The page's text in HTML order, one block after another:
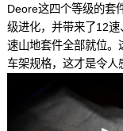
Deore这四个等级的套
级进化，并带来了12
速山地套件全部就位。
车架规格，这才是令人